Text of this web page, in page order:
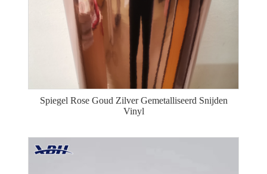
Spiegel Rose Goud Zilver Gemetalliseerd Snijden
Vinyl